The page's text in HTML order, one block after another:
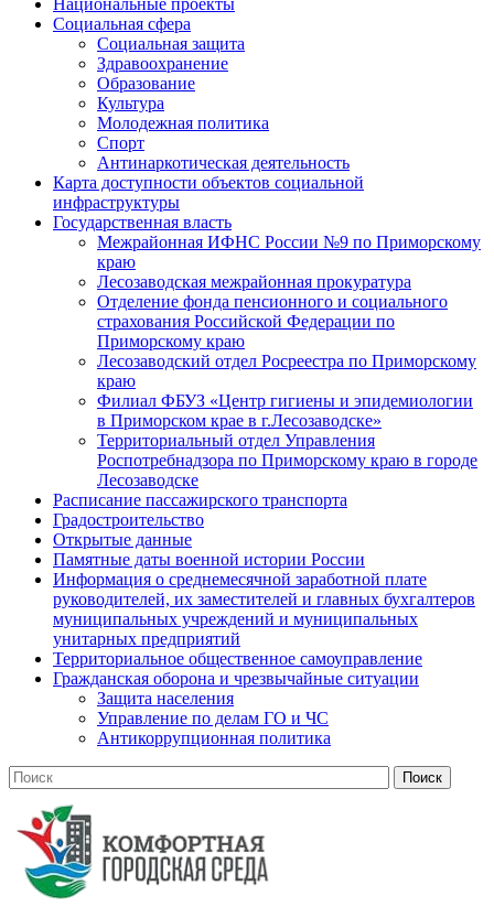
Национальные проекты
Социальная сфера
Социальная защита
Здравоохранение
Образование
Культура
Молодежная политика
Спорт
Антинаркотическая деятельность
Карта доступности объектов социальной
инфраструктуры
Государственная власть
Межрайонная ИФНС России №9 по Приморскому
краю
Лесозаводская межрайонная прокуратура
Отделение фонда пенсионного и социального
страхования Российской Федерации по
Приморскому краю
Лесозаводский отдел Росреестра по Приморскому
краю
Филиал ФБУЗ «Центр гигиены и эпидемиологии
в Приморском крае в г.Лесозаводске»
Территориальный отдел Управления
Роспотребнадзора по Приморскому краю в городе
Лесозаводске
Расписание пассажирского транспорта
Градостроительство
Открытые данные
Памятные даты военной истории России
Информация о среднемесячной заработной плате
руководителей, их заместителей и главных бухгалтеров
муниципальных учреждений и муниципальных
унитарных предприятий
Территориальное общественное самоуправление
Гражданская оборона и чрезвычайные ситуации
Защита населения
Управление по делам ГО и ЧС
Антикоррупционная политика